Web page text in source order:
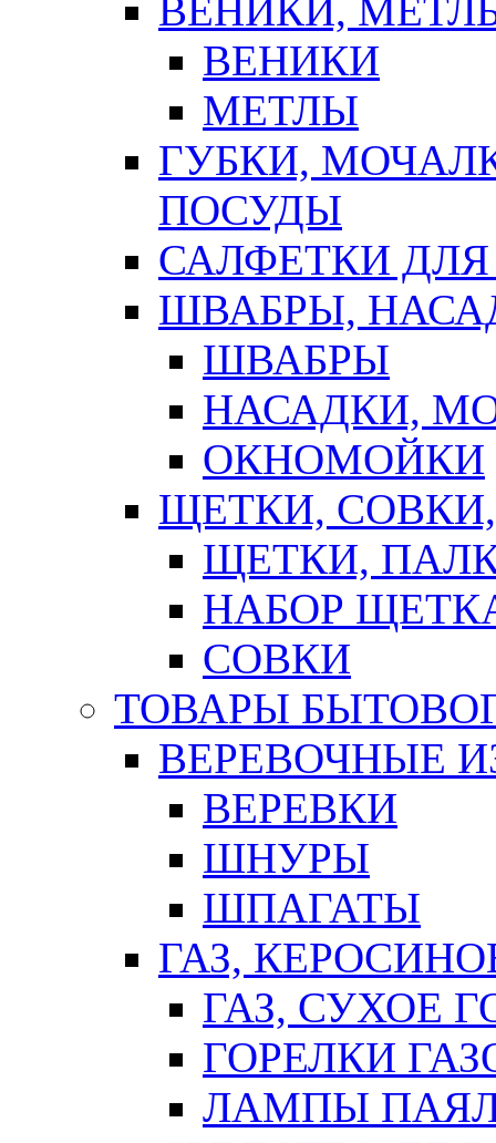
ВЕНИКИ,
ВЕНИКИ
МЕТЛЫ
ГУБКИ,
ПОСУДЫ
САЛФЕТКИ
ШВАБРЫ,
ШВАБРЫ
НАСАДКИ,
ОКНОМОЙКИ
ЩЕТКИ,
ЩЕТКИ,
НАБОР
СОВКИ
ТОВАРЫ
ВЕРЕВОЧНЫЕ
ВЕРЕВКИ
ШНУРЫ
ШПАГАТЫ
ГАЗ,
ГАЗ, СУХОЕ
ГОРЕЛКИ
ЛАМПЫ